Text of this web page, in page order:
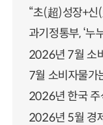
“초(超)성장+신
과기정통부, ‘누
2026년 7월 소
7월 소비자물가
2026년 한국 주
2026년 5월 경